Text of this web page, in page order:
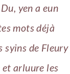
yen a eun
mots déjà
syins de Fleury
et arluure les